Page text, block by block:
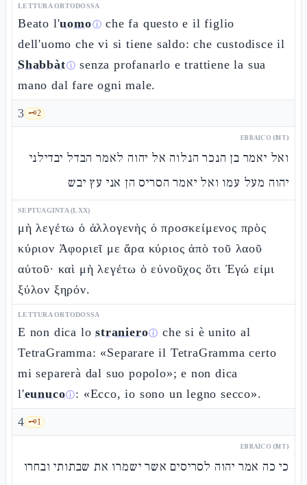
LETTURA ORTODOSSA
Beato l'uomoⓘ che fa questo e il figlio
dell'uomo che vi si tiene saldo: che custodisce il
Shabbàtⓘ senza profanarlo e trattiene la sua
mano dal fare ogni male.
3 🗝️2
EBRAICO (MT)
ואל יאמר בן הנכר הנלוה אל יהוה לאמר הבדל יבדילני
יהוה מעל עמו ואל יאמר הסריס הן אני עץ יבש
SEPTUAGINTA (LXX)
μὴ λεγέτω ὁ ἀλλογενὴς ὁ προσκείμενος πρὸς
κύριον Ἀφοριεῖ με ἄρα κύριος ἀπὸ τοῦ λαοῦ
αὐτοῦ· καὶ μὴ λεγέτω ὁ εὐνοῦχος ὅτι Ἐγώ εἰμι
ξύλον ξηρόν.
LETTURA ORTODOSSA
E non dica lostranieroⓘ che si è unito al
TetraGramma: «Separare il TetraGramma certo
mi separerà dal suo popolo»; e non dica
l'eunucoⓘ: «Ecco, io sono un legno secco».
4 🗝️1
EBRAICO (MT)
כי כה אמר יהוה לסריסים אשר ישמרו את שבתותי ובחרו